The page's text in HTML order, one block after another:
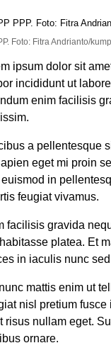
Foto: Fitra Andrianto/
ipsum dolor sit
incididunt ut
enim facilisis
a pellentesque
eget mi proin
in
feugiat vivamus.
facilisis gravida
platea. Et
in iaculis nunc
mattis enim ut
nisl pretium
risus nullam eget.
ornare.